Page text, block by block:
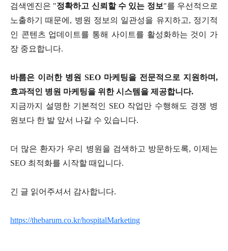
검색엔진은 "정확하고 신뢰할 수 있는 정보"를 우선적으로
노출하기 때문에 , 병원 정보의 일관성을 유지하고, 정기적
인 콘텐츠 업데이트를 통해 사이트를 활성화하는 것이 가
장 중요합니다.
바름은 이러한 병원 SEO 마케팅을 전문적으로 지원하며,
효과적인 병원 마케팅을 위한 시스템을 제공합니다.
지금까지 설명한 기본적인 SEO 작업만 수행해도 경쟁 병
원보다 한 발 앞서 나갈 수 있습니다.
더 많은 환자가 우리 병원을 검색하고 방문하도록, 이제는
SEO 최적화를 시작할 때입니다.
긴 글 읽어주셔서 감사합니다.
https://thebarum.co.kr/hospitalMarketing